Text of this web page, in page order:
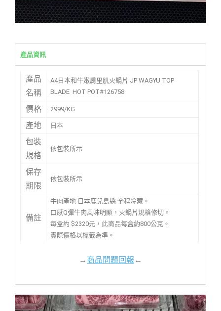
產品資訊
產品
名稱
A4日本和牛嫩肩里肌火鍋片 JP WAGYU TOP
BLADE HOT POT#126758
價格 2999/KG
產地 日本
包裝
規格
依包裝所示
保存
期限
依包裝所示
備註
牛肉產地:日本鹿兒島縣 全程冷藏。
口感Q彈牛肉風味明顯，火鍋片規格修切。
每盒約 $2320元，此商品每盒約800公克。
實際價格以標籤為準。
→商品問題回報←